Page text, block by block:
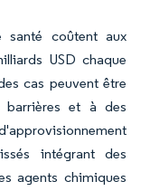
santé coûtent aux
USD chaque
cas peuvent être
barrières et à des
intégrant des
agents chimiques